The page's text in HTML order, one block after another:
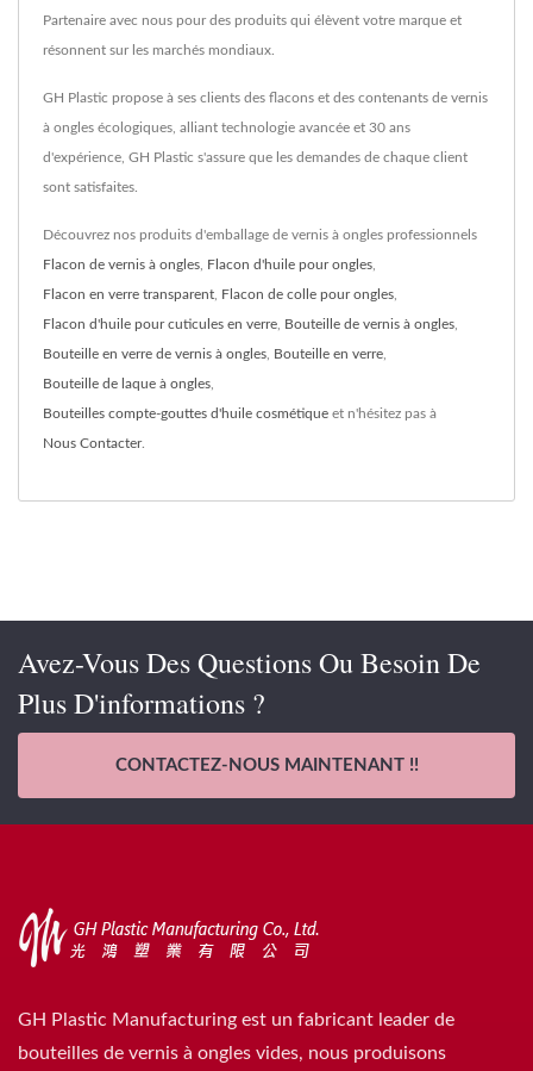
Partenaire avec nous pour des produits qui élèvent votre marque et
résonnent sur les marchés mondiaux.
GH Plastic propose à ses clients des flacons et des contenants de vernis
à ongles écologiques, alliant technologie avancée et 30 ans
d'expérience, GH Plastic s'assure que les demandes de chaque client
sont satisfaites.
Découvrez nos produits d'emballage de vernis à ongles professionnels
Flacon de vernis à ongles Flacon d'huile pour ongles
Flacon en verre transparent Flacon de colle pour ongles
Flacon d'huile pour cuticules en verre Bouteille de vernis à ongles
Bouteille en verre de vernis à ongles Bouteille en verre
Bouteille de laque à ongles
Bouteilles compte-gouttes d'huile cosmétique et n'hésitez pas à
Nous Contacter.
Avez-Vous Des Questions Ou Besoin De
Plus D'informations ?
CONTACTEZ-NOUS MAINTENANT !!
GH Plastic Manufacturing est un fabricant leader de
bouteilles de vernis à ongles vides, nous produisons